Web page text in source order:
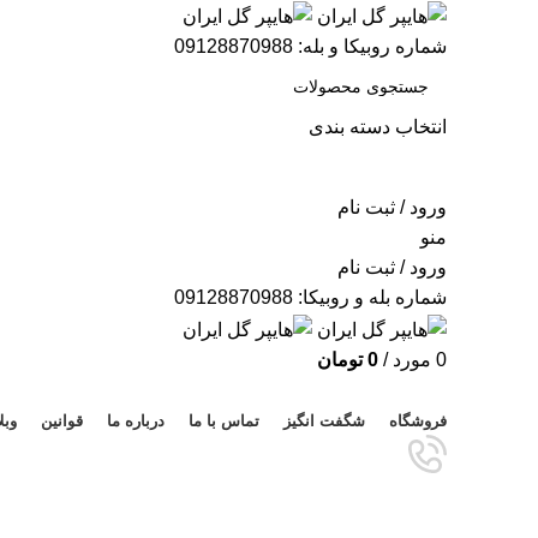
شماره روبیکا و بله: 09128870988
انتخاب دسته بندی
ورود / ثبت نام
منو
ورود / ثبت نام
شماره بله و روبیکا: 09128870988
0 مورد /
0 تومان
فروشگاه شگفت انگیز تماس با ما درباره ما قوانین